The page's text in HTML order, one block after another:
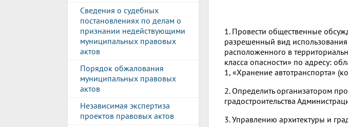
Сведения о судебных
постановлениях по делам о
признании недействующими
муниципальных правовых
актов
Порядок обжалования
муниципальных правовых
актов
Независимая экспертиза
проектов правовых актов
1. Провести общественные
разрешенный вид
расположенного в
класса опасности» по адресу:
1, «Хранение автотранспорта»
2. Определить организатором
градостроительства
3. Управлению архитектуры и